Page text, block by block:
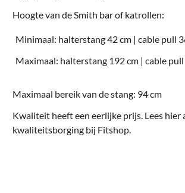
Hoogte van de Smith bar of katrollen:
Minimaal: halterstang 42 cm | cable pull
Maximaal: halterstang 192 cm | cable
Maximaal bereik van de stang: 94 cm
Kwaliteit heeft een eerlijke prijs. Lees hier
kwaliteitsborging bij Fitshop.